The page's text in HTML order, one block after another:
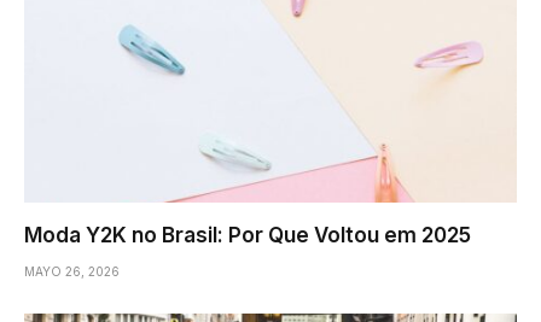
Moda Y2K no Brasil: Por Que Voltou em 2025
MAYO 26, 2026